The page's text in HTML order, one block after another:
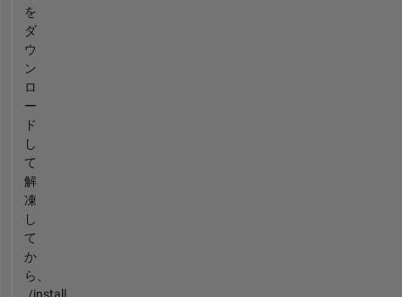
を
ダ
ウ
ン
ロ
ー
ド
し
て
解
凍
し
て
か
ら、